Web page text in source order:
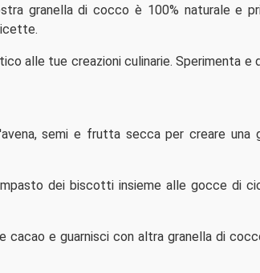
granella di cocco è 100% naturale e
alle tue creazioni culinarie. Sperimenta e
semi e frutta secca per creare una
dei biscotti insieme alle gocce di
e guarnisci con altra granella di